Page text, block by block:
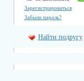
Зарегистрироваться
Забыли пароль?
Найти подругу